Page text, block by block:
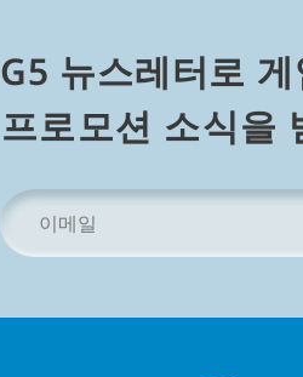
G5 뉴스레터로
프⁠로⁠모⁠션 소⁠식⁠을
이
일